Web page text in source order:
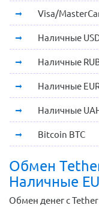
Visa/
Наличные
Наличные
Наличные
Наличные
Bitcoin BTC
Обмен
Наличные
Обмен денег с